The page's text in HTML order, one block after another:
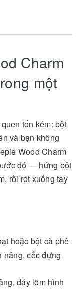
Charm
một
tốn kém: bột
và bạn không
Wood Charm
đó — hứng bột
rồi rót xuống tay
hoặc bột cà phê
nâng, cốc đựng
đáy lõm hình